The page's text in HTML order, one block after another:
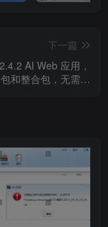
线打包了。
下一篇
AI Web 应用，
和整合包，无需授